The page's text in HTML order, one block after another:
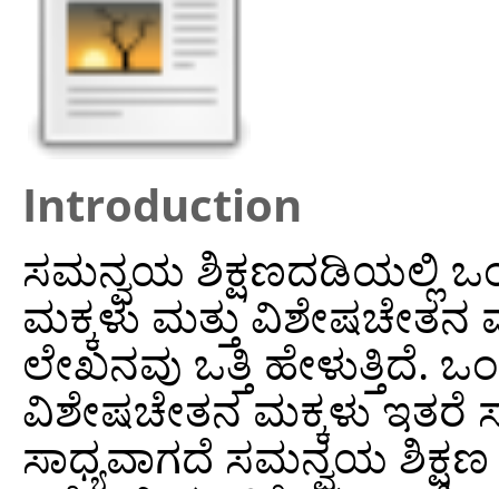
Introduction
ಸಮನ್ವಯ ಶಿಕ್ಷಣದಡಿಯಲ್ಲಿ
ಮಕ್ಕಳು ಮತ್ತು ವಿಶೇಷಚೇತನ
ಲೇಖನವು ಒತ್ತಿ ಹೇಳುತ್ತಿದೆ.
ವಿಶೇಷಚೇತನ ಮಕ್ಕಳು ಇತರೆ
ಸಾಧ್ಯವಾಗದೆ ಸಮನ್ವಯ ಶಿಕ್ಷಣ